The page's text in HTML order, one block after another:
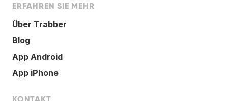
ERFAHREN SIE MEHR
Über Trabber
Blog
App Android
App iPhone